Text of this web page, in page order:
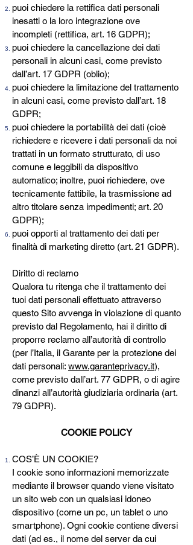
puoi chiedere la rettifica dati personali
inesatti o la loro integrazione ove
incompleti (rettifica, art. 16 GDPR);
puoi chiedere la cancellazione dei dati
personali in alcuni casi, come previsto
dall’art. 17 GDPR (oblio);
puoi chiedere la limitazione del trattamento
in alcuni casi, come previsto dall’art. 18
GDPR;
puoi chiedere la portabilità dei dati (cioè
richiedere e ricevere i dati personali da noi
trattati in un formato strutturato, di uso
comune e leggibili da dispositivo
automatico; inoltre, puoi richiedere, ove
tecnicamente fattibile, la trasmissione ad
altro titolare senza impedimenti; art. 20
GDPR);
puoi opporti al trattamento dei dati per
finalità di marketing diretto (art. 21 GDPR).
Diritto di reclamo
Qualora tu ritenga che il trattamento dei
tuoi dati personali effettuato attraverso
questo Sito avvenga in violazione di quanto
previsto dal Regolamento, hai il diritto di
proporre reclamo all’autorità di controllo
(per l’Italia, il Garante per la protezione dei
dati personali: www.garanteprivacy.it),
come previsto dall’art. 77 GDPR, o di agire
dinanzi all’autorità giudiziaria ordinaria (art.
79 GDPR).
COOKIE POLICY
COS’È UN COOKIE?
I cookie sono informazioni memorizzate
mediante il browser quando viene visitato
un sito web con un qualsiasi idoneo
dispositivo (come un pc, un tablet o uno
smartphone). Ogni cookie contiene diversi
dati (ad es., il nome del server da cui